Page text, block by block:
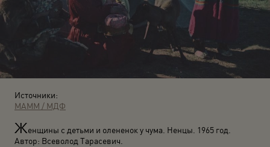
Источники:
МАММ / МДФ
Женщины с детьми и олененок у чума. Ненцы. 1965 год.
Автор: Всеволод Тарасевич.